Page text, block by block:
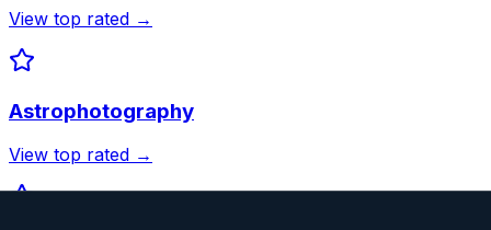
View top rated →
Astrophotography
View top rated →